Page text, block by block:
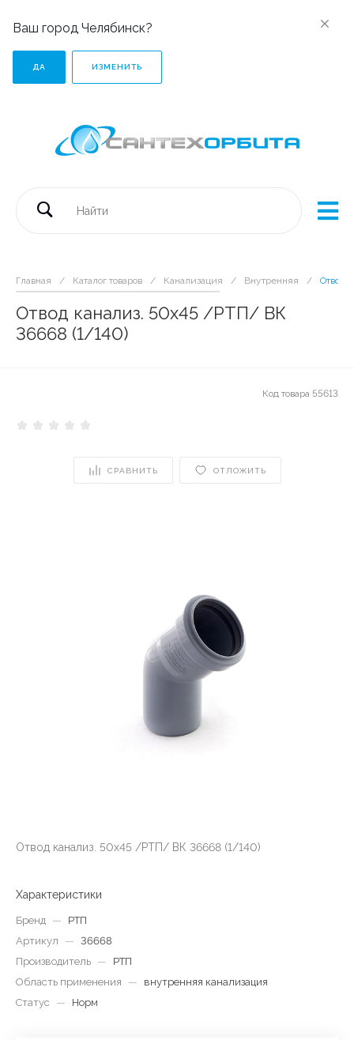
Ваш город Челябинск?
ДА ИЗМЕНИТЬ
Главная / Каталог товаров / Канализация / Внутренняя / Отвод
Отвод канализ. 50х45 /РТП/ ВК
36668 (1/140)
Код товара 55613
СРАВНИТЬ ОТЛОЖИТЬ
Отвод канализ. 50х45 /РТП/ ВК 36668 (1/140)
Характеристики
Бренд —
РТП
Артикул
— 36668
Производитель —
РТП
Область применения
—
внутренняя канализация
Статус
— Норм